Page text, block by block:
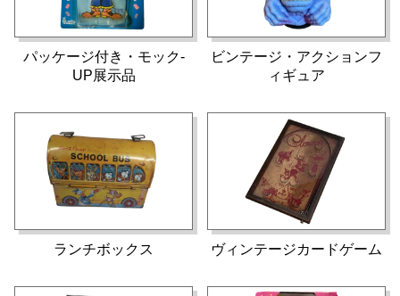
パッケージ付き・モック-
UP展示品
ビンテージ・アクションフ
ィギュア
ランチボックス ヴィンテージカードゲーム